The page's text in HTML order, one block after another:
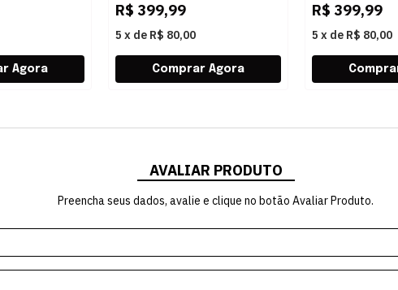
R$ 399,99
5 x de R$ 80,00
R$ 399,99
5 x de R$ 80,00
AVALIAR PRODUTO
Preencha seus dados, avalie e clique no botão Avaliar Produto.